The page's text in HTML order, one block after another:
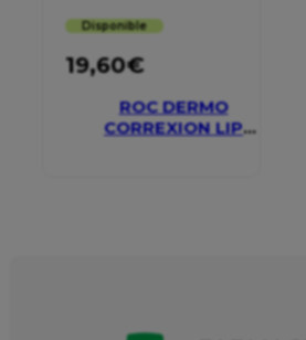
Disponible
19,60€
ROC DERMO
CORREXION LIP